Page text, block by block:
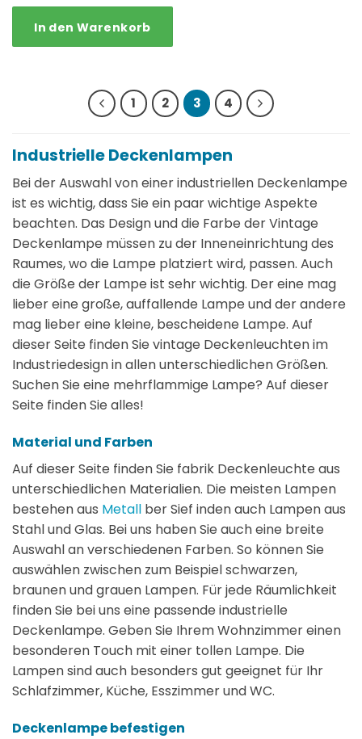
In den Warenkorb
1 2 3 4
Industrielle Deckenlampen
Bei der Auswahl von einer industriellen Deckenlampe
ist es wichtig, dass Sie ein paar wichtige Aspekte
beachten. Das Design und die Farbe der Vintage
Deckenlampe müssen zu der Inneneinrichtung des
Raumes, wo die Lampe platziert wird, passen. Auch
die Größe der Lampe ist sehr wichtig. Der eine mag
lieber eine große, auffallende Lampe und der andere
mag lieber eine kleine, bescheidene Lampe. Auf
dieser Seite finden Sie vintage Deckenleuchten im
Industriedesign in allen unterschiedlichen Größen.
Suchen Sie eine mehrflammige Lampe? Auf dieser
Seite finden Sie alles!
Material und Farben
Auf dieser Seite finden Sie fabrik Deckenleuchte aus
unterschiedlichen Materialien. Die meisten Lampen
bestehen aus Metall ber Sief inden auch Lampen aus
Stahl und Glas. Bei uns haben Sie auch eine breite
Auswahl an verschiedenen Farben. So können Sie
auswählen zwischen zum Beispiel schwarzen,
braunen und grauen Lampen. Für jede Räumlichkeit
finden Sie bei uns eine passende industrielle
Deckenlampe. Geben Sie Ihrem Wohnzimmer einen
besonderen Touch mit einer tollen Lampe. Die
Lampen sind auch besonders gut geeignet für Ihr
Schlafzimmer, Küche, Esszimmer und WC.
Deckenlampe befestigen